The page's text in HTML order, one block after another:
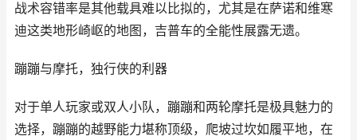
战术容错率是其他载具难以比拟的，尤其是在萨诺和维寒
迪这类地形崎岖的地图，吉普车的全能性展露无遗。
蹦蹦与摩托，独行侠的利器
对于单人玩家或双人小队，蹦蹦和两轮摩托是极具魅力的
选择，蹦蹦的越野能力堪称顶级，爬坡过坎如履平地，在